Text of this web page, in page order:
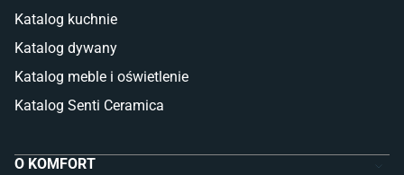
Katalog kuchnie
Katalog dywany
Katalog meble i oświetlenie
Katalog Senti Ceramica
O KOMFORT